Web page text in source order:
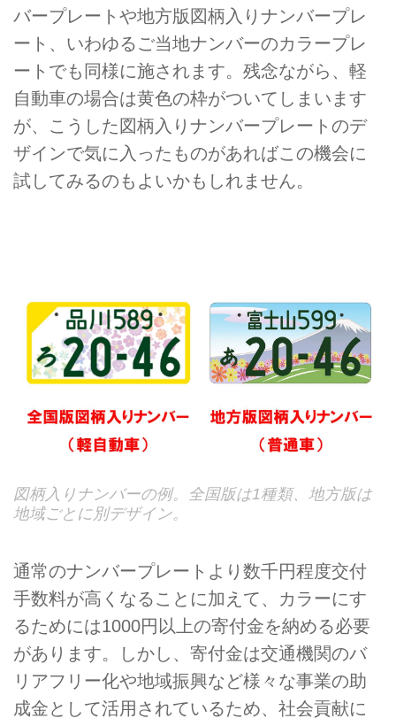
バープレートや地方版図柄入りナンバープレ
ート、いわゆるご当地ナンバーのカラープレ
ートでも同様に施されます。残念ながら、軽
自動車の場合は黄色の枠がついてしまいます
が、こうした図柄入りナンバープレートのデ
ザインで気に入ったものがあればこの機会に
試してみるのもよいかもしれません。
図柄入りナンバーの例。全国版は1種類、地方版は
地域ごとに別デザイン。
通常のナンバープレートより数千円程度交付
手数料が高くなることに加えて、カラーにす
るためには1000円以上の寄付金を納める必要
があります。しかし、寄付金は交通機関のバ
リアフリー化や地域振興など様々な事業の助
成金として活用されているため、社会貢献に